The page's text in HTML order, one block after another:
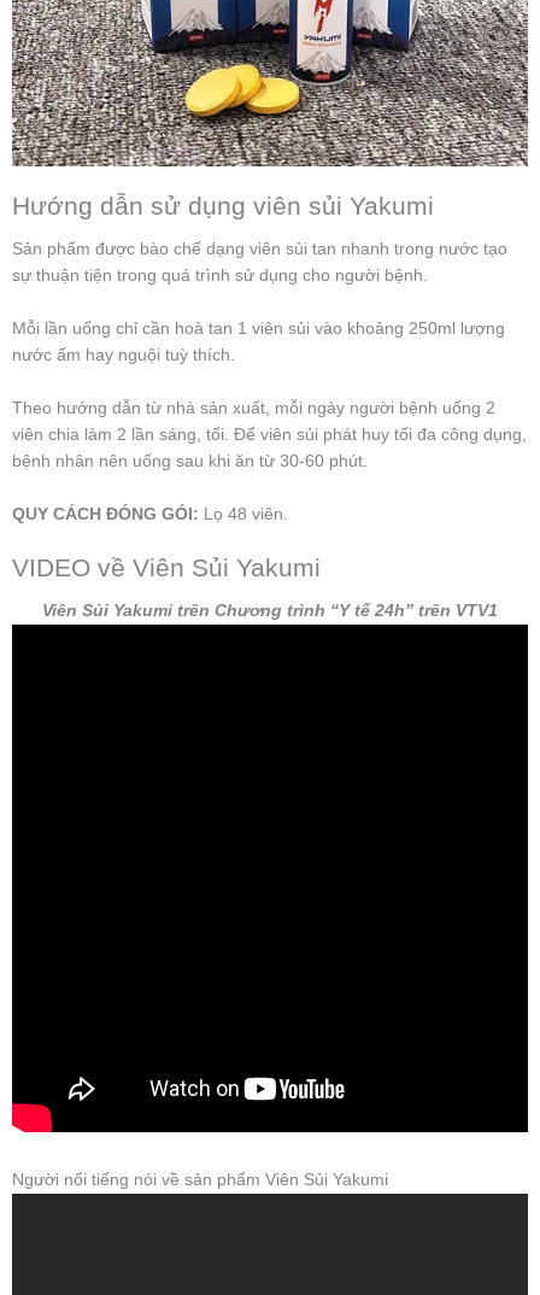
Hướng dẫn sử dụng viên sủi Yakumi
Sản phẩm được bào chế dạng viên sủi tan nhanh trong nước tạo
sự thuận tiện trong quá trình sử dụng cho người bệnh.
Mỗi lần uống chỉ cần hoà tan 1 viên sủi vào khoảng 250ml lượng
nước ấm hay nguội tuỳ thích.
Theo hướng dẫn từ nhà sản xuất, mỗi ngày người bệnh uống 2
viên chia làm 2 lần sáng, tối. Để viên sủi phát huy tối đa công dụng,
bệnh nhân nên uống sau khi ăn từ 30-60 phút.
QUY CÁCH ĐÓNG GÓI: Lọ 48 viên.
VIDEO về Viên Sủi Yakumi
Viên Sủi Yakumi trên Chương trình “Y tế 24h” trên VTV1
Người nổi tiếng nói về sản phẩm Viên Sủi Yakumi